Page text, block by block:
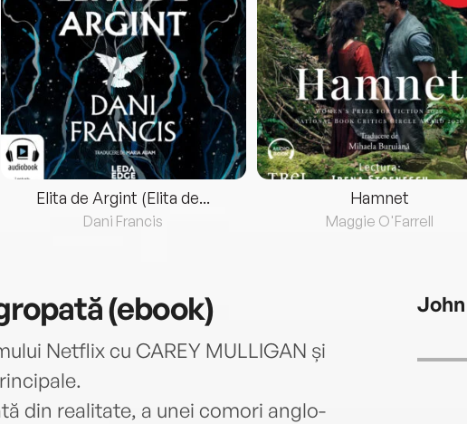
Elita de Argint (Elita de...
Dani Francis
Hamnet
Maggie O'Farrell
(ebook)
Netflix cu CAREY MULLIGAN și
din realitate, a unei comori anglo-